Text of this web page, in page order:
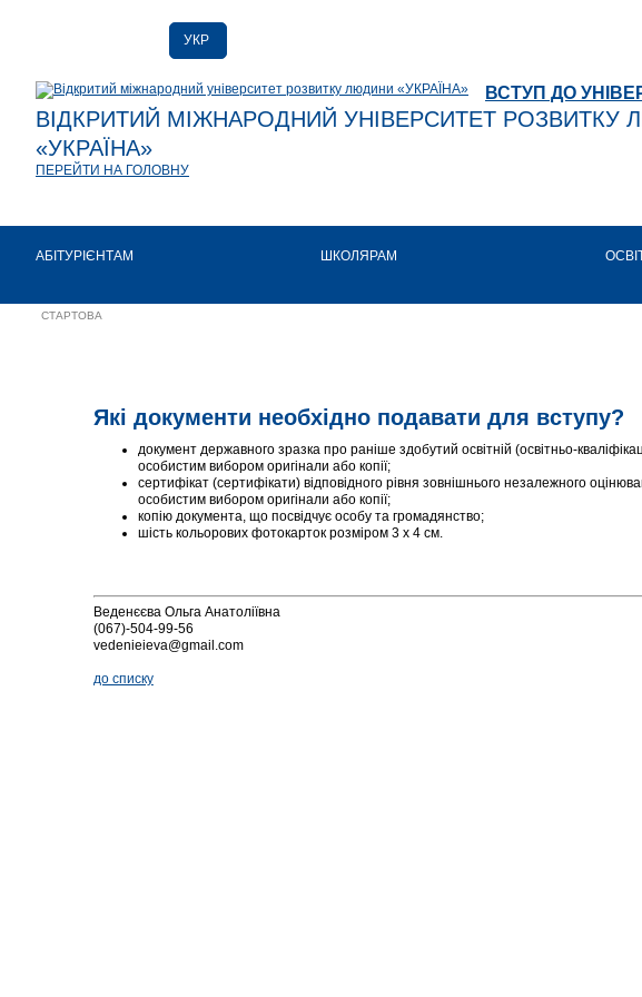
УКР
ENG
ВСТУП ДО
ВІДКРИТИЙ МІЖНАРОДНИЙ УНІВЕРСИТЕТ РОЗВИТКУ
«УКРАЇНА»
ПЕРЕЙТИ НА ГОЛОВНУ
АБІТУРІЄНТАМ ШКОЛЯРАМ
СТАРТОВА
Які документи необхідно подавати для вступу?
документ державного зразка про раніше здобутий освітній (освітньо-
особистим вибором оригінали або копії;
сертифікат (сертифікати) відповідного рівня зовнішнього незалежного
особистим вибором оригінали або копії;
копію документа, що посвідчує особу та громадянство;
шість кольорових фотокарток розміром 3 х 4 см.
Веденєєва Ольга Анатоліївна
(067)-504-99-56
vedenieieva@gmail.com
до списку